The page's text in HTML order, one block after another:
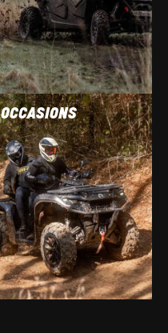
OCCASIONS